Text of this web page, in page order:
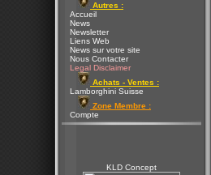
Autres :
Accueil
News
Newsletter
Liens Web
News sur votre site
Nous Contacter
Legal Disclaimer
Achats - Ventes :
Lamborghini Suisse
Zone Membre :
Compte
KLD Concept